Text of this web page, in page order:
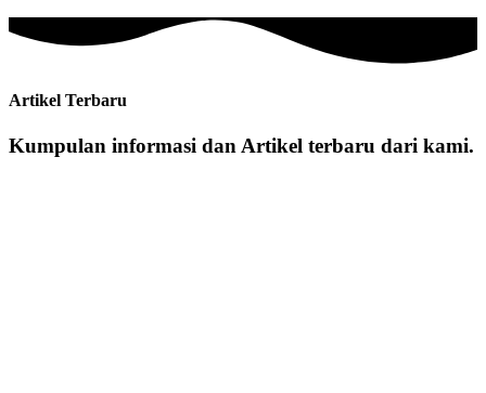
Artikel Terbaru
Kumpulan informasi dan Artikel terbaru dari kami.